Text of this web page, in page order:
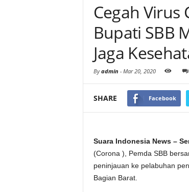
Cegah Virus
Bupati SBB
Jaga
Byadmin - Mar 20, 2020
SHARE Facebook
Suara Indonesia News –
(Corona ), Pemda SBB
peninjauan ke pelabuhan
Bagian Barat.